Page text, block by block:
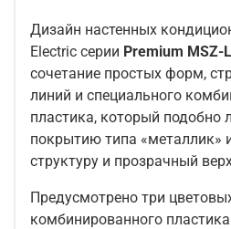
Дизайн настенных
Electric серии Premium MSZ-
сочетание простых форм,
линий и специального
пластика, который подобно
покрытию типа «металлик»
структуру и прозрачный
Предусмотрено три
комбинированного